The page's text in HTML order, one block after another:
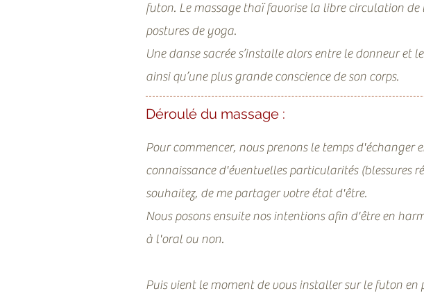
futon. Le massage thaï favorise la libre circulation de
postures de yoga.
Une danse sacrée s’installe alors entre le donneur
ainsi qu’une plus grande conscience de son corps.
Déroulé du massage :
Pour commencer, nous prenons le temps d'échanger
connaissance d'éventuelles particularités (blessures
souhaitez, de me partager votre état d'être.
Nous posons ensuite nos intentions afin d'être en
à l'oral ou non.
Puis vient le moment de vous installer sur le futon en